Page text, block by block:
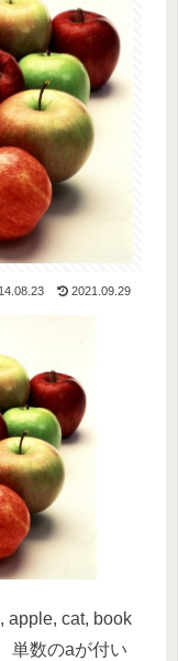
2021.09.29
apple, cat, book
単数のaが付い